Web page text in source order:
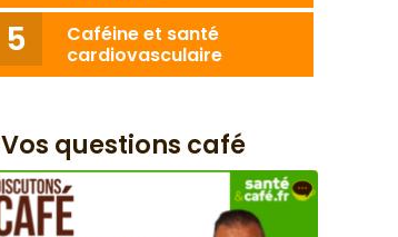
Caféine et santé
cardiovasculaire
Vos questions café